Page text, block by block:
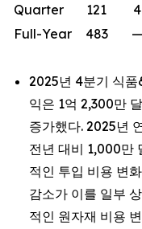
Quarter
121 4
Full-Year
483 —
2025년 4분기 식품
익은 1억 2,300만
증가했다. 2025년
전년 대비 1,000만
적인 투입 비용 변
감소가 이를 일부
적인 원자재 비용